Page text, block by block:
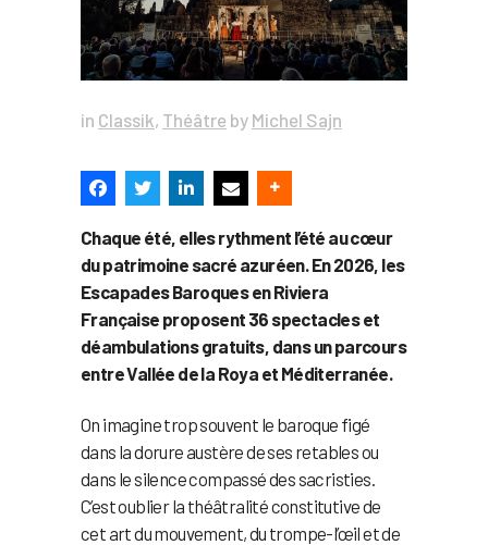
in Classik, Théâtre by Michel Sajn
Chaque été, elles rythment l’été au cœur
du patrimoine sacré azuréen. En 2026, les
Escapades Baroques en Riviera
Française proposent 36 spectacles et
déambulations gratuits, dans un parcours
entre Vallée de la Roya et Méditerranée.
On imagine trop souvent le baroque figé
dans la dorure austère de ses retables ou
dans le silence compassé des sacristies.
C’est oublier la théâtralité constitutive de
cet art du mouvement, du trompe-l’œil et de